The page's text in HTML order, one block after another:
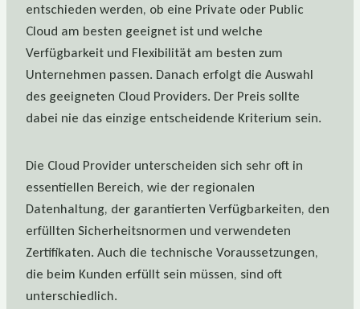
entschieden werden, ob eine Private oder Public
Cloud am besten geeignet ist und welche
Verfügbarkeit und Flexibilität am besten zum
Unternehmen passen. Danach erfolgt die Auswahl
des geeigneten Cloud Providers. Der Preis sollte
dabei nie das einzige entscheidende Kriterium sein.
Die Cloud Provider unterscheiden sich sehr oft in
essentiellen Bereich, wie der regionalen
Datenhaltung, der garantierten Verfügbarkeiten, den
erfüllten Sicherheitsnormen und verwendeten
Zertifikaten. Auch die technische Voraussetzungen,
die beim Kunden erfüllt sein müssen, sind oft
unterschiedlich.